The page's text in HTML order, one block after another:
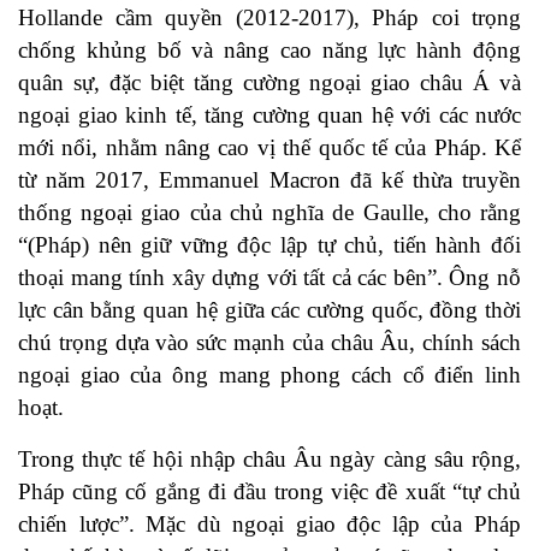
Hollande cầm quyền (2012-2017), Pháp coi trọng
chống khủng bố và nâng cao năng lực hành động
quân sự, đặc biệt tăng cường ngoại giao châu Á và
ngoại giao kinh tế, tăng cường quan hệ với các nước
mới nổi, nhằm nâng cao vị thế quốc tế của Pháp. Kể
từ năm 2017, Emmanuel Macron đã kế thừa truyền
thống ngoại giao của chủ nghĩa de Gaulle, cho rằng
“(Pháp) nên giữ vững độc lập tự chủ, tiến hành đối
thoại mang tính xây dựng với tất cả các bên”. Ông nỗ
lực cân bằng quan hệ giữa các cường quốc, đồng thời
chú trọng dựa vào sức mạnh của châu Âu, chính sách
ngoại giao của ông mang phong cách cổ điển linh
hoạt.
Trong thực tế hội nhập châu Âu ngày càng sâu rộng,
Pháp cũng cố gắng đi đầu trong việc đề xuất “tự chủ
chiến lược”. Mặc dù ngoại giao độc lập của Pháp